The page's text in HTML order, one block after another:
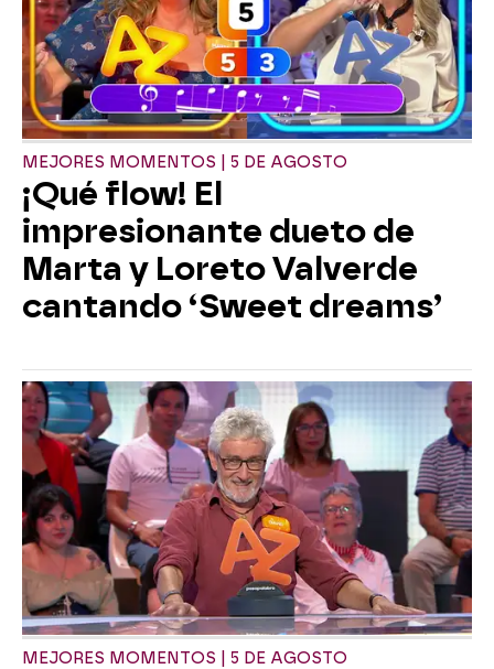
MEJORES MOMENTOS | 5 DE AGOSTO
¡Qué flow! El
impresionante dueto de
Marta y Loreto Valverde
cantando ‘Sweet dreams’
MEJORES MOMENTOS | 5 DE AGOSTO